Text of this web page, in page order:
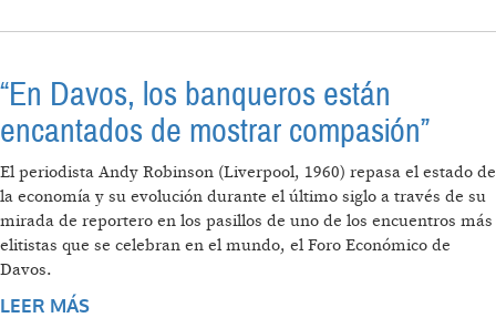
“En Davos, los banqueros están
encantados de mostrar compasión”
El periodista Andy Robinson (Liverpool, 1960) repasa el estado de
la economía y su evolución durante el último siglo a través de su
mirada de reportero en los pasillos de uno de los encuentros más
elitistas que se celebran en el mundo, el Foro Económico de
Davos.
LEER MÁS